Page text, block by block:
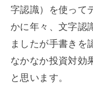
字認識）を使って
かに年々、文字認
ましたが手書きを
なかなか投資対効
と思います。